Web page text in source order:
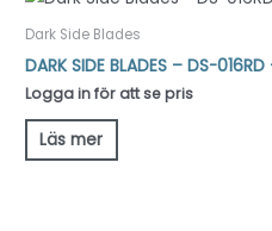
Dark Side Blades
DARK SIDE BLADES – DS-016RD
Logga in för att se pris
Läs mer